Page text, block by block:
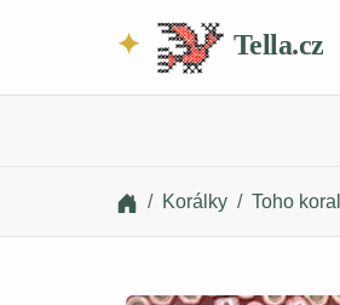
Tella.cz
Korálky Toho